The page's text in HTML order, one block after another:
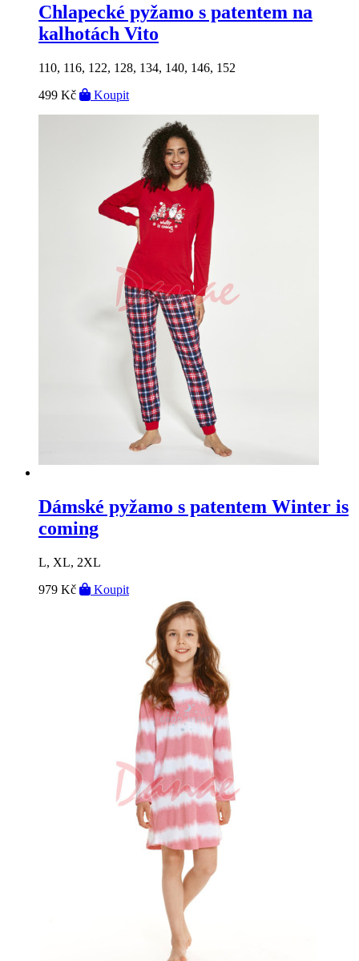
Chlapecké pyžamo s patentem na
kalhotách Vito
110, 116, 122, 128, 134, 140, 146, 152
499 Kč
Koupit
Dámské pyžamo s patentem Winter is
coming
L, XL, 2XL
979 Kč
Koupit